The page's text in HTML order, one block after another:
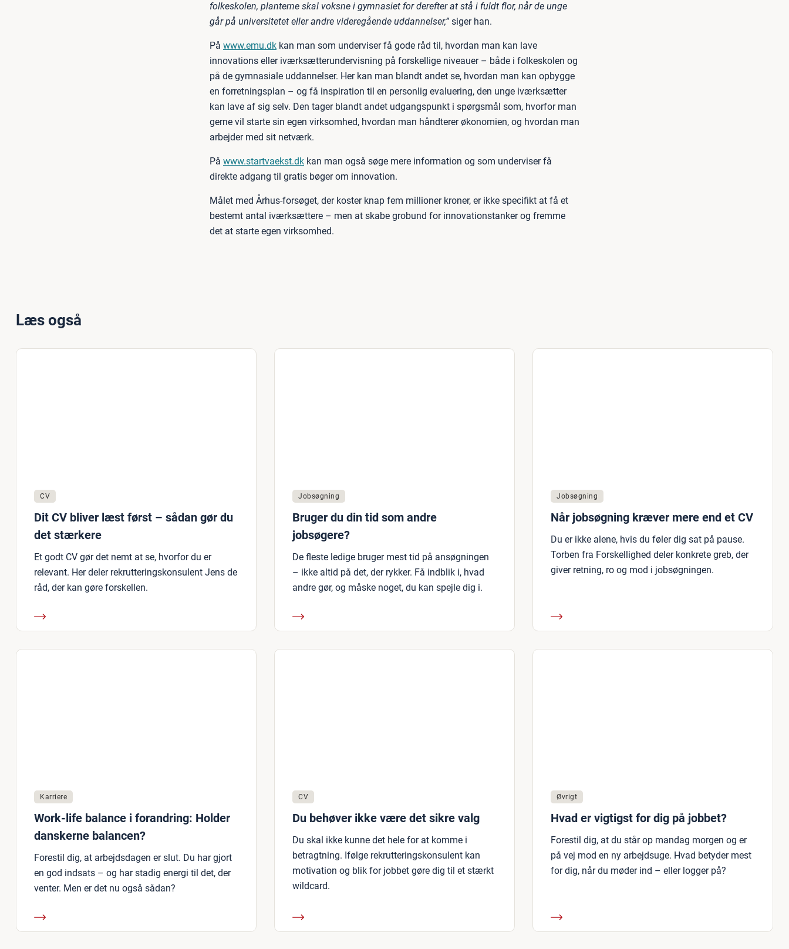
folkeskolen, planterne skal voksne i gymnasiet for derefter at stå i fuldt flor, når de unge
går på universitetet eller andre videregående uddannelser,” siger han.
På www.emu.dk kan man som underviser få gode råd til, hvordan man kan lave
innovations eller iværksætterundervisning på forskellige niveauer – både i folkeskolen og
på de gymnasiale uddannelser. Her kan man blandt andet se, hvordan man kan opbygge
en forretningsplan – og få inspiration til en personlig evaluering, den unge iværksætter
kan lave af sig selv. Den tager blandt andet udgangspunkt i spørgsmål som, hvorfor man
gerne vil starte sin egen virksomhed, hvordan man håndterer økonomien, og hvordan man
arbejder med sit netværk.
På www.startvaekst.dk kan man også søge mere information og som underviser få
direkte adgang til gratis bøger om innovation.
Målet med Århus-forsøget, der koster knap fem millioner kroner, er ikke specifikt at få et
bestemt antal iværksættere – men at skabe grobund for innovationstanker og fremme
det at starte egen virksomhed.
Læs også
CV
Dit CV bliver læst først – sådan gør du
det stærkere
Et godt CV gør det nemt at se, hvorfor du er
relevant. Her deler rekrutteringskonsulent Jens de
råd, der kan gøre forskellen.
Jobsøgning
Bruger du din tid som andre
jobsøgere?
De fleste ledige bruger mest tid på ansøgningen
– ikke altid på det, der rykker. Få indblik i, hvad
andre gør, og måske noget, du kan spejle dig i.
Jobsøgning
Når jobsøgning kræver mere end et CV
Du er ikke alene, hvis du føler dig sat på pause.
Torben fra Forskellighed deler konkrete greb, der
giver retning, ro og mod i jobsøgningen.
Karriere
Work-life balance i forandring: Holder
danskerne balancen?
Forestil dig, at arbejdsdagen er slut. Du har gjort
en god indsats – og har stadig energi til det, der
venter. Men er det nu også sådan?
CV
Du behøver ikke være det sikre valg
Du skal ikke kunne det hele for at komme i
betragtning. Ifølge rekrutteringskonsulent kan
motivation og blik for jobbet gøre dig til et stærkt
wildcard.
Øvrigt
Hvad er vigtigst for dig på jobbet?
Forestil dig, at du står op mandag morgen og er
på vej mod en ny arbejdsuge. Hvad betyder mest
for dig, når du møder ind – eller logger på?